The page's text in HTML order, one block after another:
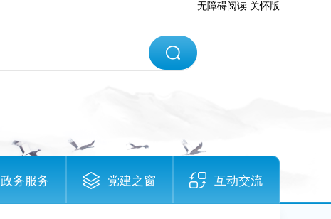
无障碍阅读 关怀版
政务服务 党建之窗 互动交流